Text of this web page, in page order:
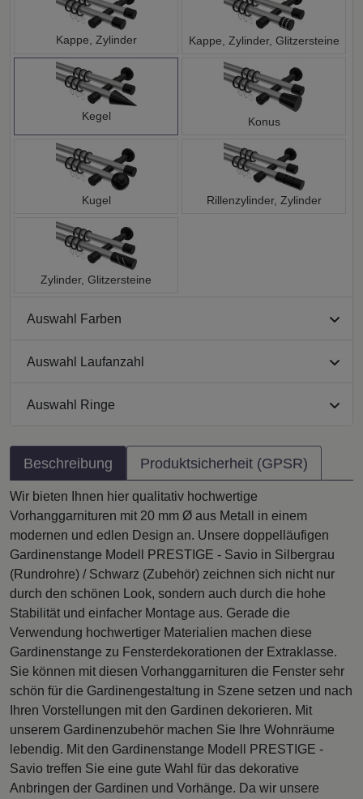
Kappe, Zylinder Kappe, Zylinder, Glitzersteine
Kegel Konus
Kugel Rillenzylinder, Zylinder
Zylinder, Glitzersteine
Auswahl Farben
Auswahl Laufanzahl
Auswahl Ringe
Beschreibung Produktsicherheit (GPSR)
Wir bieten Ihnen hier qualitativ hochwertige
Vorhanggarnituren mit 20 mm Ø aus Metall in einem
modernen und edlen Design an. Unsere doppelläufigen
Gardinenstange Modell PRESTIGE - Savio in Silbergrau
(Rundrohre) / Schwarz (Zubehör) zeichnen sich nicht nur
durch den schönen Look, sondern auch durch die hohe
Stabilität und einfacher Montage aus. Gerade die
Verwendung hochwertiger Materialien machen diese
Gardinenstange zu Fensterdekorationen der Extraklasse.
Sie können mit diesen Vorhanggarnituren die Fenster sehr
schön für die Gardinengestaltung in Szene setzen und nach
Ihren Vorstellungen mit den Gardinen dekorieren. Mit
unserem Gardinenzubehör machen Sie Ihre Wohnräume
lebendig. Mit den Gardinenstange Modell PRESTIGE -
Savio treffen Sie eine gute Wahl für das dekorative
Anbringen der Gardinen und Vorhänge. Da wir unsere